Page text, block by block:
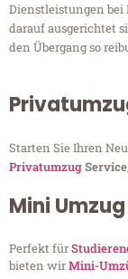
Dienstleistungen
darauf ausgerichtet
den Übergang so
Starten Sie Ihren
PrivatumzugService
Mini Umzug
Perfekt für
bieten wirMini-